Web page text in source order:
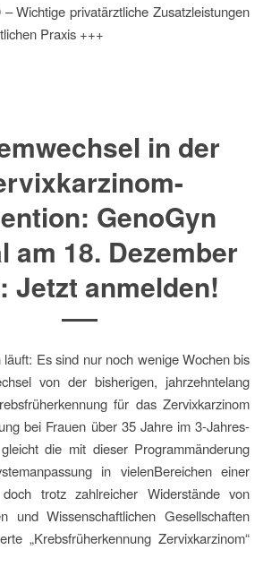
Wichtige privatärztliche Zusatzleistungen
Praxis +++
in der
GenoGyn
am 18. Dezember
Jetzt anmelden!
Es sind nur noch wenige Wochen bis
von der bisherigen, jahrzehntelang
für das Zervixkarzinom
bei Frauen über 35 Jahre im 3-Jahres-
die mit dieser Programmänderung
in vielenBereichen einer
trotz zahlreicher Widerstände von
und Wissenschaftlichen Gesellschaften
„Krebsfrüherkennung Zervixkarzinom“